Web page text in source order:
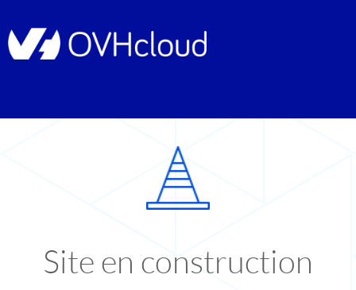
Site en construction